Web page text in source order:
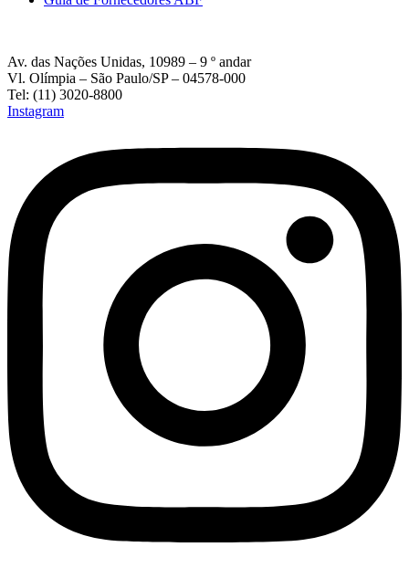
Av. das Nações Unidas, 10989 – 9 º andar
Vl. Olímpia – São Paulo/SP – 04578-000
Tel: (11) 3020-8800
Instagram